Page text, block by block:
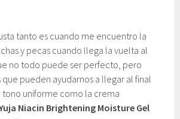
tanto es cuando me encuentro la
y pecas cuando llega la vuelta al
no todo puede ser perfecto, pero
pueden ayudarnos a llegar al final
tono uniforme como la crema
Niacin Brightening Moisture Gel